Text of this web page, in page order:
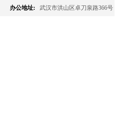
办公地址:
武汉市洪山区卓刀泉路366号